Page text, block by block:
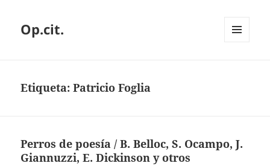
Op.cit.
Etiqueta:Patricio Foglia
Perros de poesía / B. Belloc, S. Ocampo, J.
Giannuzzi, E. Dickinson y otros